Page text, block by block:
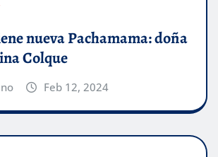
nueva Pachamama: doña
Colque
Feb 12, 2024